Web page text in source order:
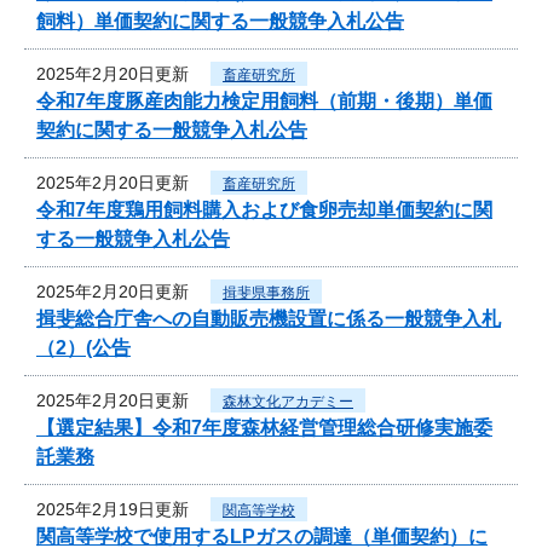
飼料）単価契約に関する一般競争入札公告
2025年2月20日更新 畜産研究所
令和7年度豚産肉能力検定用飼料（前期・後期）単価
契約に関する一般競争入札公告
2025年2月20日更新 畜産研究所
令和7年度鶏用飼料購入および食卵売却単価契約に関
する一般競争入札公告
2025年2月20日更新 揖斐県事務所
揖斐総合庁舎への自動販売機設置に係る一般競争入札
（2）(公告
2025年2月20日更新 森林文化アカデミー
【選定結果】令和7年度森林経営管理総合研修実施委
託業務
2025年2月19日更新 関高等学校
関高等学校で使用するLPガスの調達（単価契約）に